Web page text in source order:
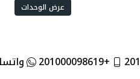
عرض الوحدات
+201000098619 واتساب